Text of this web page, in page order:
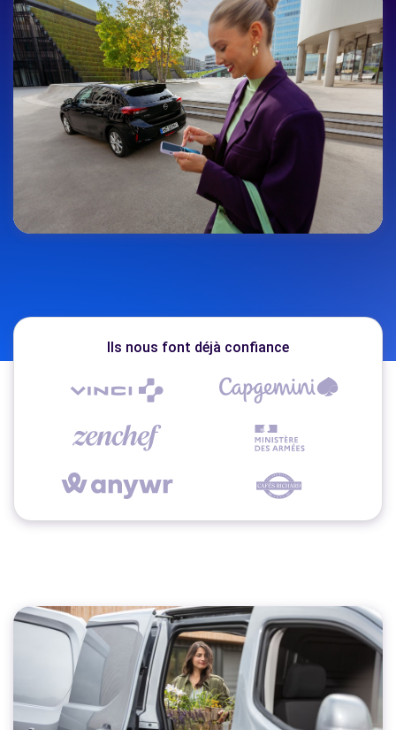
Ils nous font déjà confiance